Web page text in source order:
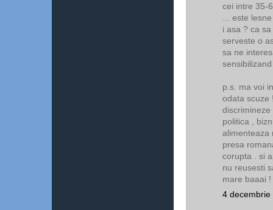
cei intre 35-
... este
i asa ? ca
serveste o
sa ne
p.s. ma voi
odata scuze
politica ,
alimenteaza
presa
corupta . si
nu reusesti
mare baaai !
4